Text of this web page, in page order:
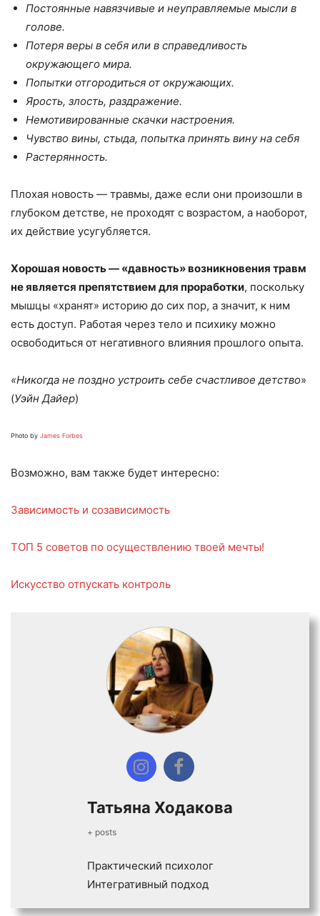
Постоянные навязчивые и неуправляемые мысли в
голове.
Потеря веры в себя или в справедливость
окружающего мира.
Попытки отгородиться от окружающих.
Ярость, злость, раздражение.
Немотивированные скачки настроения.
Чувство вины, стыда, попытка принять вину на себя
Растерянность.
Плохая новость — травмы, даже если они произошли в
глубоком детстве, не проходят с возрастом, а наоборот,
их действие усугубляется.
Хорошая новость — «давность» возникновения травм
не является препятствием для проработки, поскольку
мышцы «хранят» историю до сих пор, а значит, к ним
есть доступ. Работая через тело и психику можно
освободиться от негативного влияния прошлого опыта.
«Никогда не поздно устроить себе счастливое детство»
(Уэйн Дайер)
Photo by James Forbes
Возможно, вам также будет интересно:
Зависимость и созависимость
ТОП 5 советов по осуществлению твоей мечты!
Искусство отпускать контроль
Татьяна Ходакова
+ posts
Практический психолог
Интегративный подход